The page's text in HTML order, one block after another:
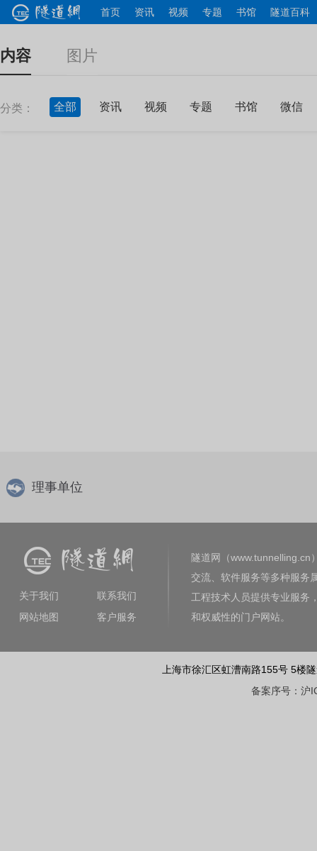
首页 资讯 视频 专题 书馆 隧道百科
内容 图片
分类： 全部 资讯 视频 专题 书馆 微信
理事单位
关于我们
联系我们
网站地图
客户服务
隧道网（www.tunnelling.cn
交流、软件服务等多种服务
工程技术人员提供专业服务
和权威性的门户网站。
上海市徐汇区虹漕南路155号 5楼
备案序号：沪